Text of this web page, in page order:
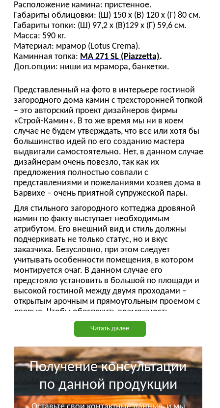
Расположение камина: пристенное.
Габариты облицовки: (Ш) 150 х (В) 120 х (Г) 80 см.
Габариты топки: (Ш) 97,2 х (В)129 х (Г) 59,6 см.
Масса: 590 кг.
Материал: мрамор (Lotus Crema).
Каминнаятопка: MA 271 SL (Piazzetta).
Доп.опции: ниши из мрамора, банкетки.
Представленный на фото в интерьере гостиной
загородного дома камин с трехсторонней топкой
– это авторский проект дизайнеров фирмы
«Строй-Камин». В то же время мы ни в коем
случае не будем утверждать, что все или хотя бы
большинство идей по его созданию мастера
выдвигали самостоятельно. Нет, в данном случае
дизайнерам очень повезло, так как их
предложения полностью совпали с
представлениями и пожеланиями хозяев дома в
Барвихе – очень приятной супружеской пары.
Для стильного загородного коттеджа дровяной
камин по факту выступает необходимым
атрибутом. Его внешний вид и стиль должны
подчеркивать не только статус, но и вкус
заказчика. Безусловно, при этом следует
учитывать особенности помещения, в котором
монтируется очаг. В данном случае его
предстояло установить в большой по площади и
высокой гостиной между двумя проходами –
открытым арочным и прямоугольным проемом с
дверью. Чтобы обеспечить возможность
наблюдения за игрой пламени сразу после входа
в комнату, естественным был выбор камина с
хозяева согласились использовать надежную,
эффектную и сравнительно недорогую
итальянскую каминную топку MA 271 SL
известного бренда Piazzetta. Основной материал
отделки – мрамор Lotus Crema.
Читать далее
Получение консультации
по данной продукции